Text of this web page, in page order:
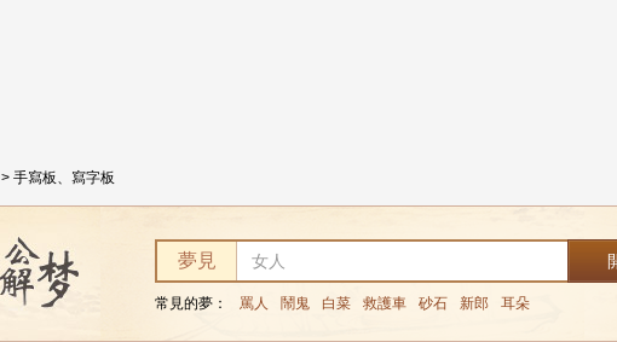
> 手寫板、寫字板
夢見
常見的夢： 罵人 鬧鬼 白菜 救護車 砂石 新郎 耳朵